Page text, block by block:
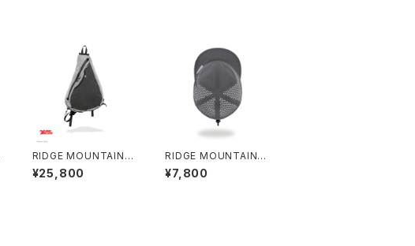
RIDGE MOUNTAIN G
EAR | Sash Pack
¥25,800
RIDGE MOUNTAIN G
EAR | Basic Cap Pun
ching
¥7,800